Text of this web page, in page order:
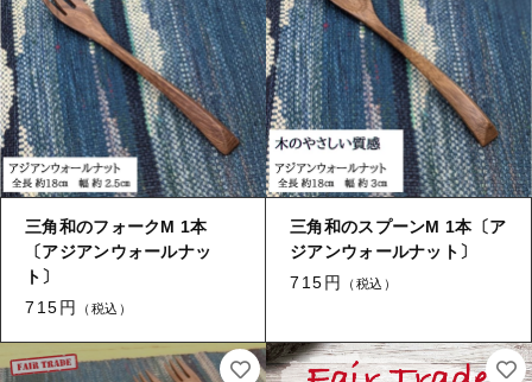
三角和のフォークM 1本
〔アジアンウォールナッ
ト〕
715円
（税込）
三角和のスプーンM 1本〔ア
ジアンウォールナット〕
715円
（税込）